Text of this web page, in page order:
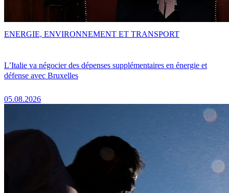
L’Italie va négocier des dépenses supplémentaires en énergie et
défense avec Bruxelles
05.08.2026
ENERGIE, ENVIRONNEMENT ET TRANSPORT